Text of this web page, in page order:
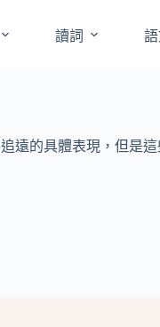
讀詞
遠的具體表現，但是